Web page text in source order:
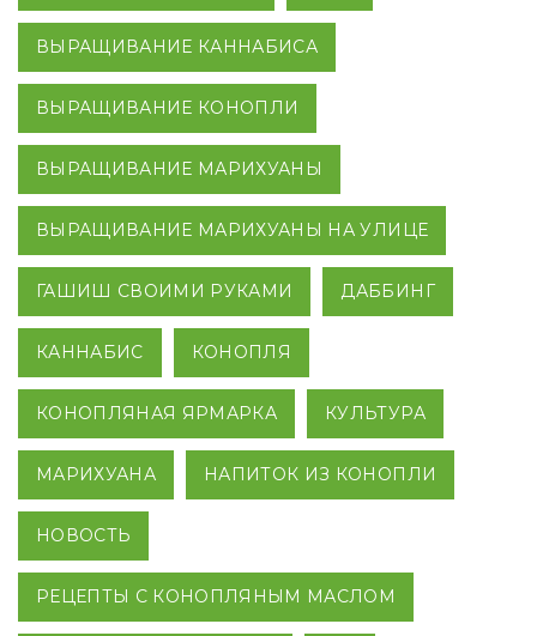
ВЫРАЩИВАНИЕ КАННАБИСА
ВЫРАЩИВАНИЕ КОНОПЛИ
ВЫРАЩИВАНИЕ МАРИХУАНЫ
ВЫРАЩИВАНИЕ МАРИХУАНЫ НА УЛИЦЕ
ГАШИШ СВОИМИ РУКАМИ ДАББИНГ
КАННАБИС КОНОПЛЯ
КОНОПЛЯНАЯ ЯРМАРКА КУЛЬТУРА
МАРИХУАНА НАПИТОК ИЗ КОНОПЛИ
НОВОСТЬ
РЕЦЕПТЫ С КОНОПЛЯНЫМ МАСЛОМ